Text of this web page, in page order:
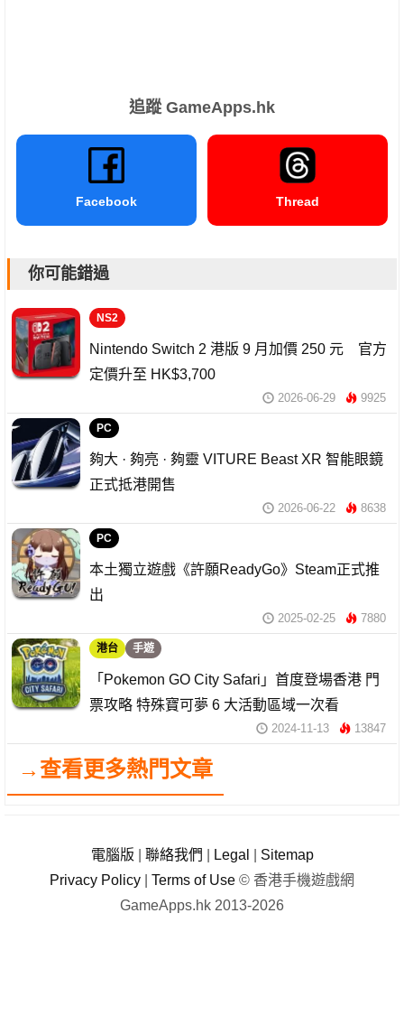
追蹤 GameApps.hk
Facebook Thread
你可能錯過
NS2
Nintendo Switch 2 港版 9 月加價 250 元 官方
定價升至 HK$3,700
2026-06-29 9925
PC
夠大 · 夠亮 · 夠靈 VITURE Beast XR 智能眼鏡
正式抵港開售
2026-06-22 8638
PC
本土獨立遊戲《許願ReadyGo》Steam正式推
出
2025-02-25 7880
港台 手遊
「Pokemon GO City Safari」首度登場香港 門
票攻略 特殊寶可夢 6 大活動區域一次看
2024-11-13 13847
→查看更多熱門文章
電腦版 聯絡我們 Legal
Sitemap
Privacy Policy
Terms of Use © 香港手機遊戲網
GameApps.hk 2013-2026